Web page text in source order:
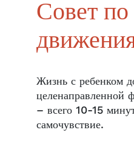
Совет
Жизнь с ребенком
целенаправленной
– всего 10-15
самочувствие.